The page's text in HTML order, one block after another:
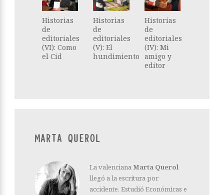
Historias
de
editoriales
(VI): Como
el Cid
Historias
de
editoriales
(V): El
hundimiento
Historias
de
editoriales
(IV): Mi
amigo y
editor
MARTA QUEROL
La valenciana Marta Querol
llegó a la escritura por
accidente. Estudió Económicas e